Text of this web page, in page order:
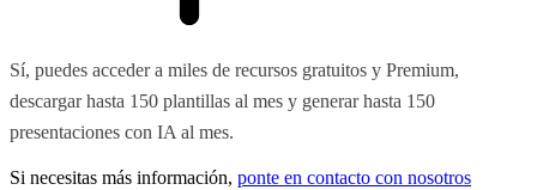
Sí, puedes acceder a miles de recursos gratuitos y Premium,
descargar hasta 150 plantillas al mes y generar hasta 150
presentaciones con IA al mes.
Si necesitas más información, ponte en contacto con nosotros